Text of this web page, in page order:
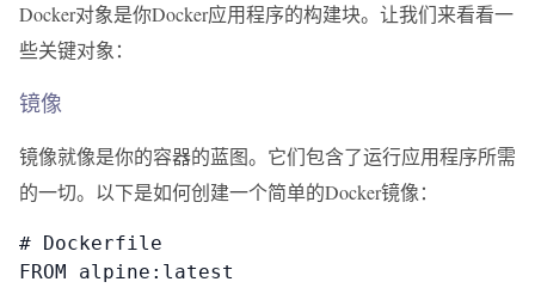
Docker对象是你Docker应用程序的构建块。让我们来看看一
些关键对象：
镜像
镜像就像是你的容器的蓝图。它们包含了运行应用程序所需
的一切。以下是如何创建一个简单的Docker镜像：
# Dockerfile
FROM alpine:latest